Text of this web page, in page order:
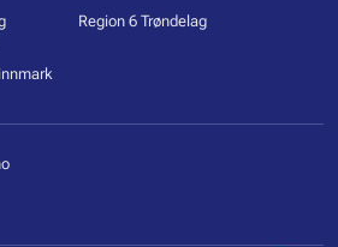
Region 6 Trøndelag